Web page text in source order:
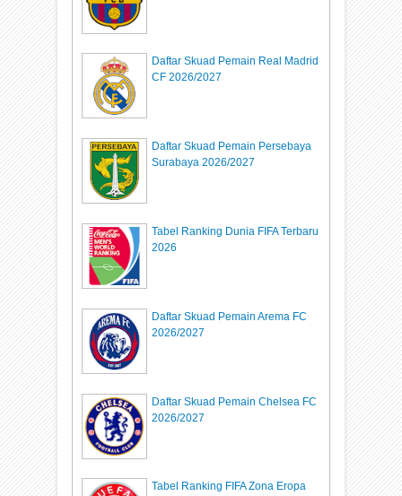
Daftar Skuad Pemain Real Madrid
CF 2026/2027
Daftar Skuad Pemain Persebaya
Surabaya 2026/2027
Tabel Ranking Dunia FIFA Terbaru
2026
Daftar Skuad Pemain Arema FC
2026/2027
Daftar Skuad Pemain Chelsea FC
2026/2027
Tabel Ranking FIFA Zona Eropa